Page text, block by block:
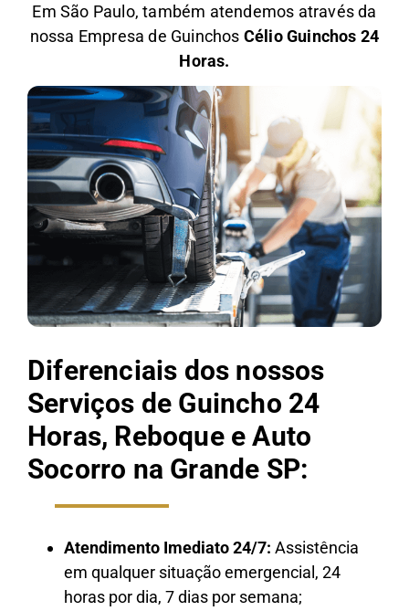
Em São Paulo, também atendemos através da
nossa Empresa de Guinchos Célio Guinchos 24
Horas.
Diferenciais dos nossos
Serviços de Guincho 24
Horas, Reboque e Auto
Socorro na Grande SP:
Atendimento Imediato 24/7: Assistência
em qualquer situação emergencial, 24
horas por dia, 7 dias por semana;